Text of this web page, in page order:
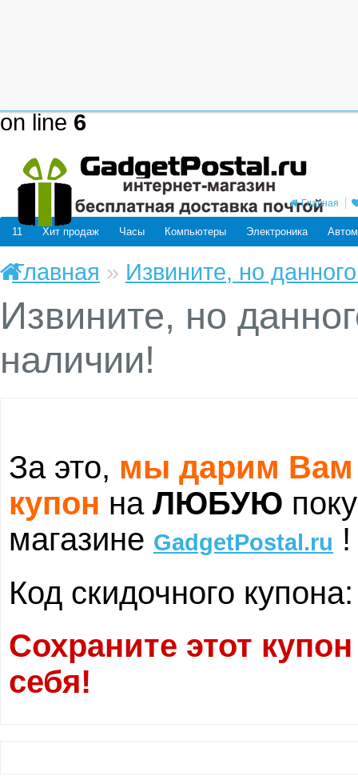
on line6
Главная
11 Хит продаж Часы Компьютеры Электроника
Главная » Извините, но
Извините, но
наличии!
За это, мы дарим Вам
купон на ЛЮБУЮ
магазине GadgetPostal.ru !
Код скидочного
Сохраните этот
себя!